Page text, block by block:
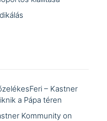
– Kastner
a Pápa téren
Kommunity on